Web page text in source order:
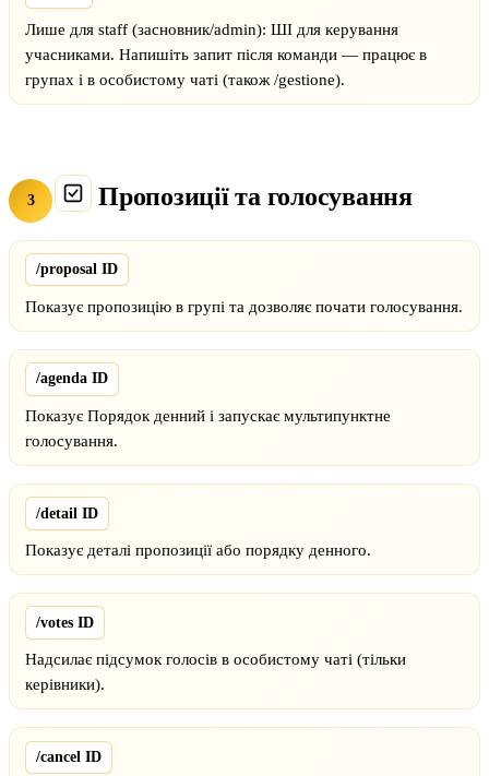
Лише для staff (засновник/admin): ШІ для керування
учасниками. Напишіть запит після команди — працює в
групах і в особистому чаті (також /gestione).
3 Пропозиції та голосування
/proposal ID
Показує пропозицію в групі та дозволяє почати голосування.
/agenda ID
Показує Порядок денний і запускає мультипунктне
голосування.
/detail ID
Показує деталі пропозиції або порядку денного.
/votes ID
Надсилає підсумок голосів в особистому чаті (тільки
керівники).
/cancel ID